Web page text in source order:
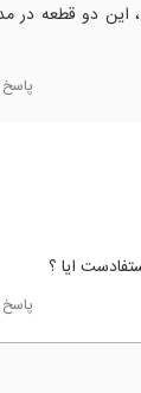
این دو قطعه در
پاسخ
پاسخ